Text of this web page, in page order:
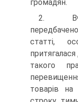
громадян.
2.
статті,
такого
товарів